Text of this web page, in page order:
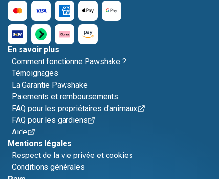
En savoir plus
Comment fonctionne Pawshake ?
Témoignages
La Garantie Pawshake
Paiements et remboursements
FAQ pour les propriétaires d'animaux
FAQ pour les gardiens
Aide
Mentions légales
Respect de la vie privée et cookies
Conditions générales